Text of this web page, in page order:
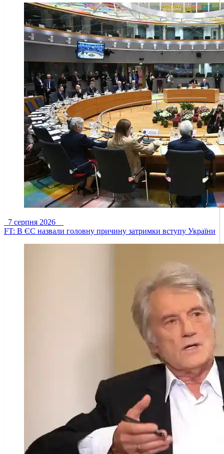
7 серпня 2026
FT: В ЄС назвали головну причину затримки вступу України